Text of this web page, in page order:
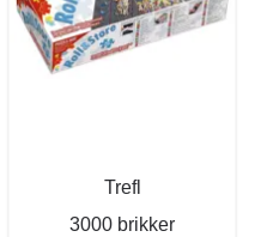
Trefl
3000 brikker